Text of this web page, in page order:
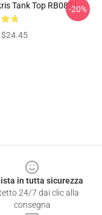
Tank Top RB0811
$24.45
-20%
in tutta sicurezza
24/7 dai clic alla
consegna